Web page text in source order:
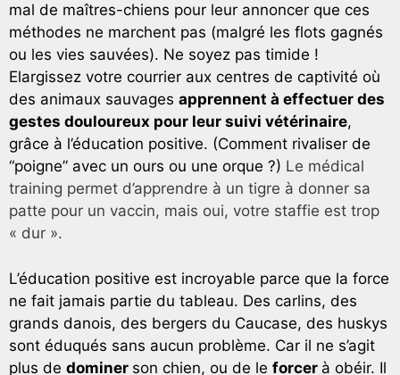
mal de maîtres-chiens pour leur annoncer que ces
méthodes ne marchent pas (malgré les flots gagnés
ou les vies sauvées). Ne soyez pas timide !
Elargissez votre courrier aux centres de captivité où
des animaux sauvages apprennent à effectuer des
gestes douloureux pour leur suivi vétérinaire,
grâce à l’éducation positive. (Comment rivaliser de
“poigne” avec un ours ou une orque ?) Le médical
training permet d’apprendre à un tigre à donner sa
patte pour un vaccin, mais oui, votre staffie est trop
« dur ».
L’éducation positive est incroyable parce que la force
ne fait jamais partie du tableau. Des carlins, des
grands danois, des bergers du Caucase, des huskys
sont éduqués sans aucun problème. Car il ne s’agit
plus de dominer son chien, ou de le forcer à obéir. Il